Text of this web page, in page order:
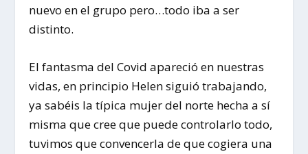
nuevo en el grupo pero…todo iba a ser
distinto.
El fantasma del Covid apareció en nuestras
vidas, en principio Helen siguió trabajando,
ya sabéis la típica mujer del norte hecha a sí
misma que cree que puede controlarlo todo,
tuvimos que convencerla de que cogiera una